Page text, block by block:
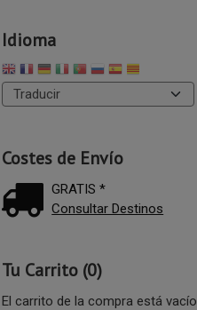
Idioma
Costes de Envío
GRATIS *
Consultar Destinos
Tu Carrito (0)
El carrito de la compra está vacío